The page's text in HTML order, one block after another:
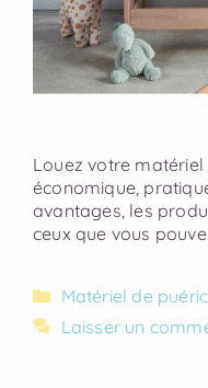
Louez votre
économique,
avantages, les
ceux que vous
Matériel de
Laisser un